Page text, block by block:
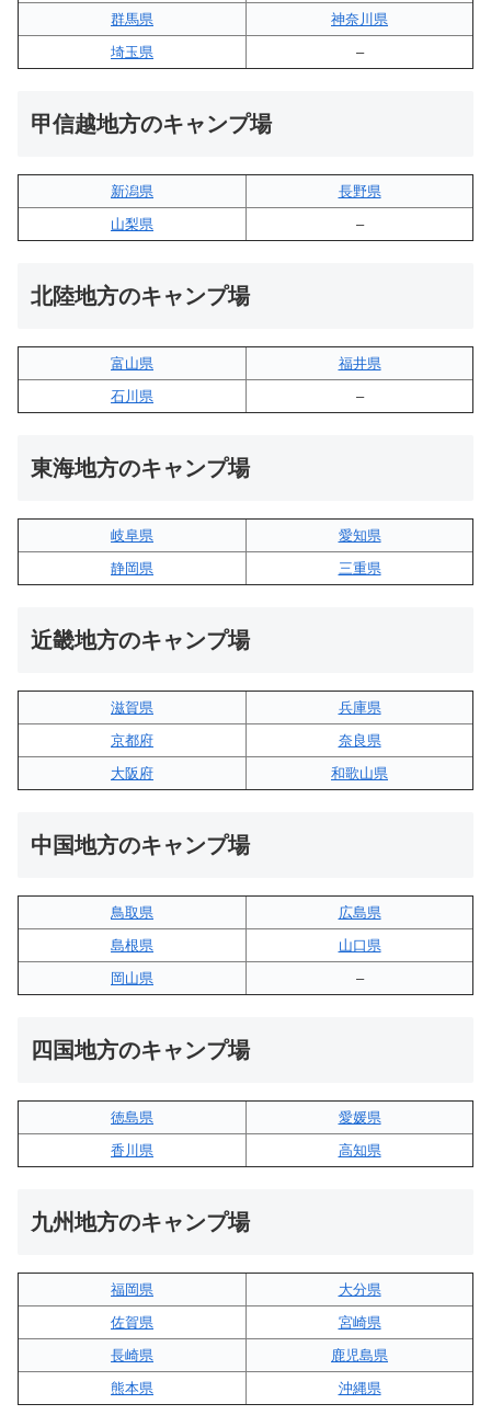
群馬県
神奈川県
埼玉県
–
甲信越地方のキャンプ場
新潟県
長野県
山梨県
–
北陸地方のキャンプ場
富山県
福井県
石川県
–
東海地方のキャンプ場
岐阜県
愛知県
静岡県
三重県
近畿地方のキャンプ場
滋賀県
兵庫県
京都府
奈良県
大阪府
和歌山県
中国地方のキャンプ場
鳥取県
広島県
島根県
山口県
岡山県
–
四国地方のキャンプ場
徳島県
愛媛県
香川県
高知県
九州地方のキャンプ場
福岡県
大分県
佐賀県
宮崎県
長崎県
鹿児島県
熊本県
沖縄県